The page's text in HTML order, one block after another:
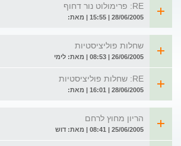
RE: פרימולוט נור דחוף
28/06/2005 | 15:55 | מאת:
שחלות פוליציסטיות
26/06/2005 | 08:53 | מאת: לימי
RE: שחלות פוליציסטיות
28/06/2005 | 16:01 | מאת:
הריון מחוץ לרחם
25/06/2005 | 08:41 | מאת: דוש